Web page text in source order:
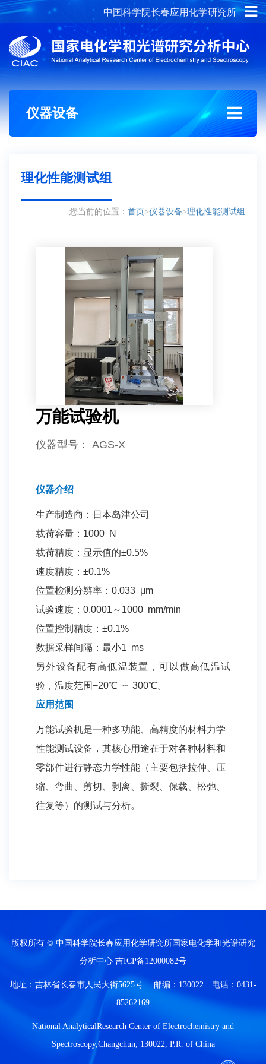
中国科学院长春应用化学研究所
概况介绍 组织架构
仪器设备
理化性能测试组
您当前的位置： 首页>仪器设备>理化性能测试组
万能试验机
仪器型号 ： AGS-X
仪器介绍
生产制造商：日本岛津公司
载荷容量：1000 N
载荷精度：显示值的±0.5%
速度精度：±0.1%
位置检测分辨率：0.033 μm
试验速度：0.0001～1000 mm/min
位置控制精度：±0.1%
数据采样间隔：最小1 ms
另外设备配有高低温装置，可以做高低温试
验，温度范围−20℃ ~ 300℃。
应用范围
万能试验机是一种多功能、高精度的材料力学
性能测试设备，其核心用途在于对各种材料和
零部件进行静态力学性能（主要包括拉伸、压
缩、弯曲、剪切、剥离、撕裂、保载、松弛、
往复等）的测试与分析。
版权所有 © 中国科学院长春应用化学研究所国家电化学和光谱研究
分析中心 吉ICP备12000082号
地址：吉林省长春市人民大街5625号 邮编：130022 电话：0431-
85262169
National AnalyticalResearch Center of Electrochemistry and
Spectroscopy,Changchun, 130022, P.R. of China